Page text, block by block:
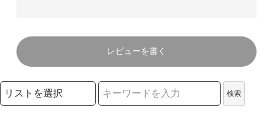
レビューを書く
検索リストの選択
検索